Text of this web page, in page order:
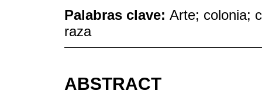
Palabras clave: Arte; colonia;
raza
ABSTRACT